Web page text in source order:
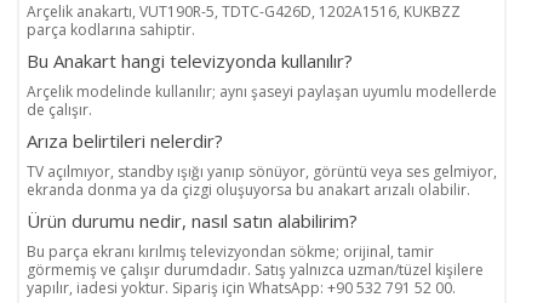
Arçelik anakartı, VUT190R-5, TDTC-G426D, 1202A1516, KUKBZZ
parça kodlarına sahiptir.
Bu Anakart hangi televizyonda kullanılır?
Arçelik modelinde kullanılır; aynı şaseyi paylaşan uyumlu modellerde
de çalışır.
Arıza belirtileri nelerdir?
TV açılmıyor, standby ışığı yanıp sönüyor, görüntü veya ses gelmiyor,
ekranda donma ya da çizgi oluşuyorsa bu anakart arızalı olabilir.
Ürün durumu nedir, nasıl satın alabilirim?
Bu parça ekranı kırılmış televizyondan sökme; orijinal, tamir
görmemiş ve çalışır durumdadır. Satış yalnızca uzman/tüzel kişilere
yapılır, iadesi yoktur. Sipariş için WhatsApp: +90 532 791 52 00.